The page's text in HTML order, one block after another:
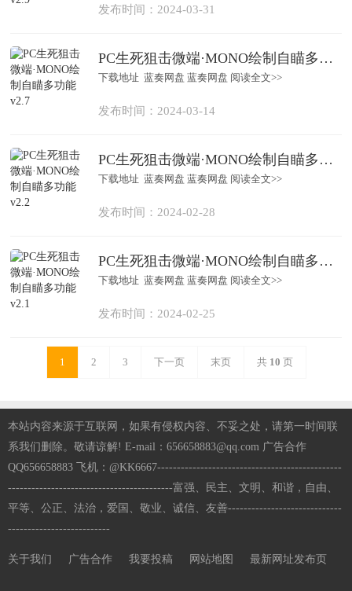
发布时间：2024-03-31
PC生死狙击微端·MONO绘制自瞄多功能 v2.7
下载地址 蓝奏网盘 蓝奏网盘 阅读全文>>
发布时间：2024-03-14
PC生死狙击微端·MONO绘制自瞄多功能 v2.2
下载地址 蓝奏网盘 蓝奏网盘 阅读全文>>
发布时间：2024-02-28
PC生死狙击微端·MONO绘制自瞄多功能 v2.1
下载地址 蓝奏网盘 蓝奏网盘 阅读全文>>
发布时间：2024-02-25
1 2 3 下一页 末页 共 10 页
本站内容来源于互联网，如果有侵权内容、不妥之处，请第一时间联
系我们删除。敬请谅解! E-mail：656658883@qq.com 广告合作
QQ656658883 飞机：@KK6667-----------------------------------------------
------------------------------------------富强、民主、文明、和谐，自由、
平等、公正、法治，爱国、敬业、诚信、友善-----------------------------
--------------------------
关于我们 广告合作 我要投稿 网站地图 最新网址发布页